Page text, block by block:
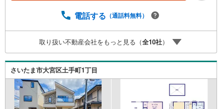
ンナーと無料相談。ローン返済について、老後や学費等も
建物取引士やファイナンシャルプランナー、住宅ローンア
ドバイザーなど、専門資格を持つスタッフが多数在籍して
おります。お客様からの資料請求、お問い合わせをお待ち
しております。
電話する （通話料無料）
取り扱い不動産会社をもっと見る（全10社）
さいたま市大宮区土手町1丁目